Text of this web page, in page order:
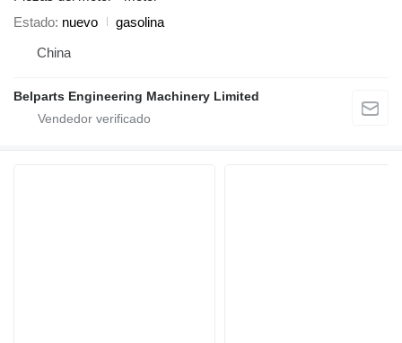
Estado nuevo
gasolina
China
Belparts Engineering Machinery Limited